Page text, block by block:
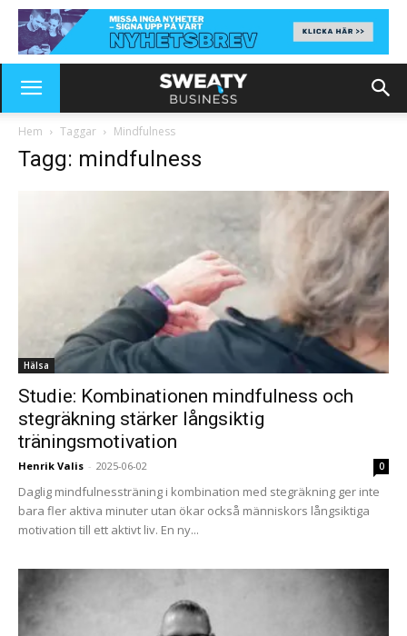
Hem Taggar Mindfulness
Tagg: mindfulness
Hälsa
Studie: Kombinationen mindfulness och
stegräkning stärker långsiktig
träningsmotivation
Henrik Valis - 2025-06-02 0
Daglig mindfulnessträning i kombination med stegräkning ger inte
bara fler aktiva minuter utan ökar också människors långsiktiga
motivation till ett aktivt liv. En ny...